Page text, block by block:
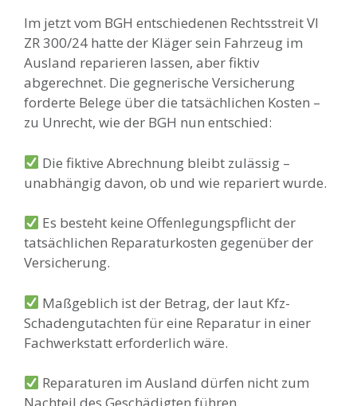
Im jetzt vom BGH entschiedenen Rechtsstreit VI
ZR 300/24 hatte der Kläger sein Fahrzeug im
Ausland reparieren lassen, aber fiktiv
abgerechnet. Die gegnerische Versicherung
forderte Belege über die tatsächlichen Kosten –
zu Unrecht, wie der BGH nun entschied:
Die fiktive Abrechnung bleibt zulässig –
unabhängig davon, ob und wie repariert wurde.
Es besteht keine Offenlegungspflicht der
tatsächlichen Reparaturkosten gegenüber der
Versicherung.
Maßgeblich ist der Betrag, der laut Kfz-
Schadengutachten für eine Reparatur in einer
Fachwerkstatt erforderlich wäre.
Reparaturen im Ausland dürfen nicht zum